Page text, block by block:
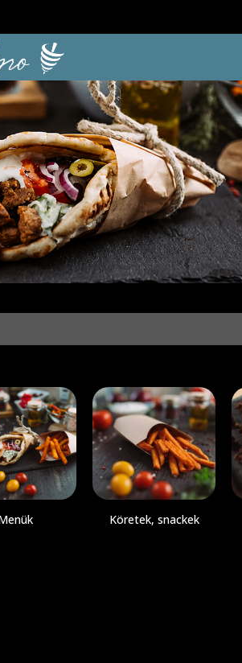
Köretek, snackek